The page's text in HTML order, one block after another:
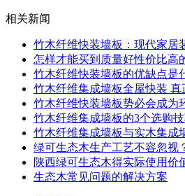
相关新闻
竹木纤维快装墙板：现代家居
怎样才能买到质量好性价比高
竹木纤维快装墙板的优缺点是
竹木纤维集成墙板全屋快装 真
竹木纤维快装墙板势必会成为
竹木纤维集成墙板的3个选购
竹木纤维集成墙板与实木集成
绿可生态木生产工艺不容忽视
陕西绿可生态木得实际使用价
生态木常见问题的解决方案